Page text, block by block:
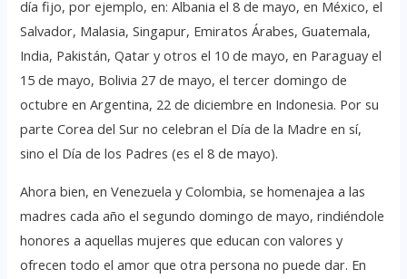
día fijo, por ejemplo, en: Albania el 8 de mayo, en México, el
Salvador, Malasia, Singapur, Emiratos Árabes, Guatemala,
India, Pakistán, Qatar y otros el 10 de mayo, en Paraguay el
15 de mayo, Bolivia 27 de mayo, el tercer domingo de
octubre en Argentina, 22 de diciembre en Indonesia. Por su
parte Corea del Sur no celebran el Día de la Madre en sí,
sino el Día de los Padres (es el 8 de mayo).
Ahora bien, en Venezuela y Colombia, se homenajea a las
madres cada año el segundo domingo de mayo, rindiéndole
honores a aquellas mujeres que educan con valores y
ofrecen todo el amor que otra persona no puede dar. En